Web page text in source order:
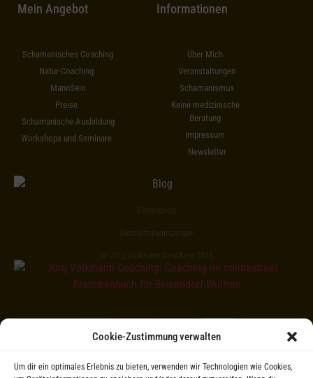
Cookie-Zustimmung verwalten
Um dir ein optimales Erlebnis zu bieten, verwenden wir Technologien wie Cookies,
Mein Angebot
Schamanisches Coaching
Natur-Coaching
MannSein
Preise
Schamanische Ausbildung
Workshops und Seminare
Informationen
Über Mich
Veranstaltungen
Schamanismus
Keine medizinische
Beratung
Impressum
Newsletter
Datenschutz
Geschäftsbedingungen
© Jörg Volkmann Coaching 2025